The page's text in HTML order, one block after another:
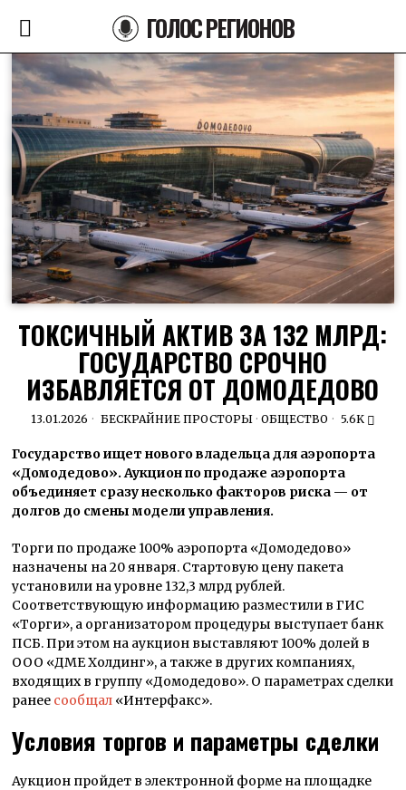
ГОЛОС РЕГИОНОВ
ТОКСИЧНЫЙ АКТИВ ЗА 132 МЛРД:
ГОСУДАРСТВО СРОЧНО
ИЗБАВЛЯЕТСЯ ОТ ДОМОДЕДОВО
13.01.2026 БЕСКРАЙНИЕ ПРОСТОРЫ · ОБЩЕСТВО 5.6K
Государство ищет нового владельца для аэропорта
«Домодедово». Аукцион по продаже аэропорта
объединяет сразу несколько факторов риска — от
долгов до смены модели управления.
Торги по продаже 100% аэропорта «Домодедово»
назначены на 20 января. Стартовую цену пакета
установили на уровне 132,3 млрд рублей.
Соответствующую информацию разместили в ГИС
«Торги», а организатором процедуры выступает банк
ПСБ. При этом на аукцион выставляют 100% долей в
ООО «ДМЕ Холдинг», а также в других компаниях,
входящих в группу «Домодедово». О параметрах сделки
ранее сообщал «Интерфакс».
Условия торгов и параметры сделки
Аукцион пройдет в электронной форме на площадке